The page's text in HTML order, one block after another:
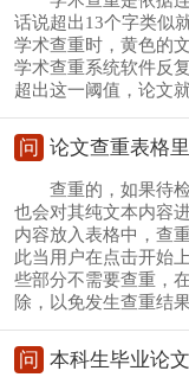
话说超出13个字类似
学术查重时，黄色的
学术查重系统软件反
超出这一阈值，论文
问 论文查重表格
查重的，如果待
也会对其纯文本内容
内容放入表格中，查
此当用户在点击开始
些部分不需要查重，
除，以免发生查重结
问 本科生毕业论